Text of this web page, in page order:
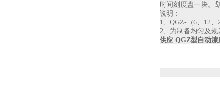
时间刻度盘一块。
说明：
1 、 QGZ- （6、 12、
2、为制备均匀及
供应 QGZ型自动